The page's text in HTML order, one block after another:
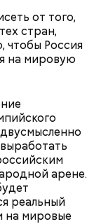
от того,
стран,
чтобы Россия
на мировую
арене.
реальный
на мировые